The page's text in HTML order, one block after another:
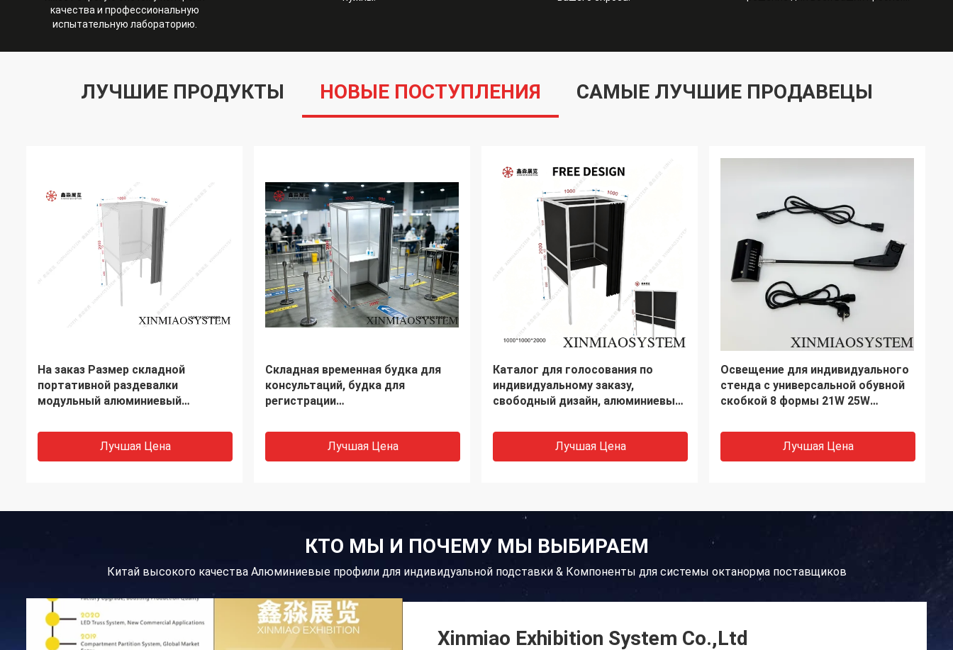
качества и профессиональную
испытательную лабораторию.
ЛУЧШИЕ ПРОДУКТЫ НОВЫЕ ПОСТУПЛЕНИЯ САМЫЕ ЛУЧШИЕ ПРОДАВЕЦЫ
S108 Вертикальный столб 5
метров, алюминиевая система R8,
алюминиевые профили для
Лучшая Цена
Стандартный стенд 3x3M для
выставочного зала, стенд с
модульной схемой корпуса,
Лучшая Цена
3.5MM Окружающая среда
Перерабатываемый ПВХ-панель
лист, стираемый, огнеупорный,
Лучшая Цена
Модульный алюминиевый
выставочный стенд,
портативный выставочный
выставки
Лучшая Цена
КТО МЫ И ПОЧЕМУ МЫ ВЫБИРАЕМ
Китай высокого качества Алюминиевые профили для индивидуальной подставки & Компоненты для системы октанорма поставщиков
Xinmiao Exhibition System Co.,Ltd